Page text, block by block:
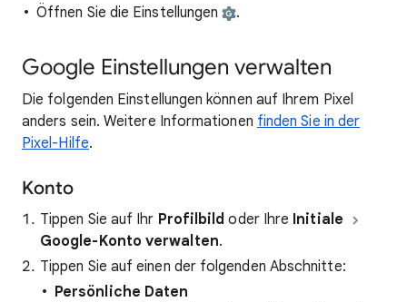
Öffnen Sie die Einstellungen
.
Google Einstellungen verwalten
Die folgenden Einstellungen können auf Ihrem Pixel
anders sein. Weitere Informationen finden Sie in der
Pixel-Hilfe.
Konto
Tippen Sie auf Ihr Profilbild oder Ihre Initiale
Google-Konto verwalten.
Tippen Sie auf einen der folgenden Abschnitte:
Persönliche Daten